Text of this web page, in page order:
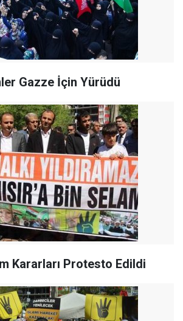
Gazze İçin Yürüdü
Kararları Protesto Edildi